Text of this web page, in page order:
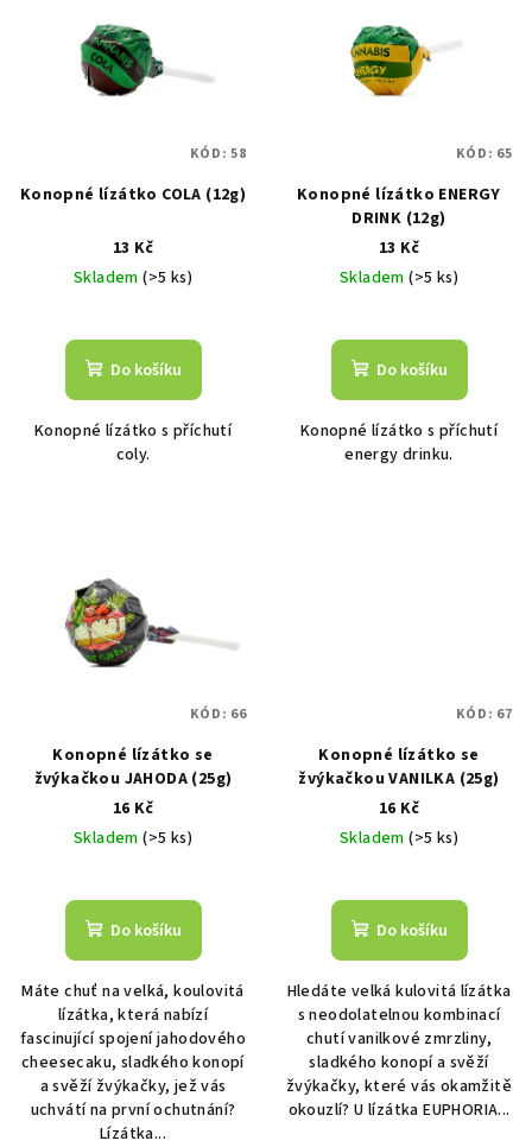
oKonopné lízátko COLA (12g)
13 Kč
Skladem(>5 ks)
hodnocení
produktu
z
5
Do košíku
Konopné lízátko s příchutí
coly.
KÓD:58
Konopné lízátko ENERGY
DRINK (12g)
13 Kč
Skladem(>5 ks)
Do košíku
Konopné lízátko s příchutí
energy drinku.
KÓD: 65
Konopné lízátko se
žvýkačkou JAHODA (25g)
16 Kč
Skladem(>5 ks)
Do košíku
Máte chuť na velká, koulovitá
lízátka, která nabízí
fascinující spojení jahodového
cheesecaku, sladkého konopí
a svěží žvýkačky, jež vás
uchvátí na první ochutnání?
Lízátka...
KÓD: 66
Konopné lízátko se
žvýkačkou VANILKA (25g)
16 Kč
Skladem(>5 ks)
Do košíku
Hledáte velká kulovitá lízátka
s neodolatelnou kombinací
chutí vanilkové zmrzliny,
sladkého konopí a svěží
žvýkačky, které vás okamžitě
okouzlí? U lízátka EUPHORIA...
KÓD: 67